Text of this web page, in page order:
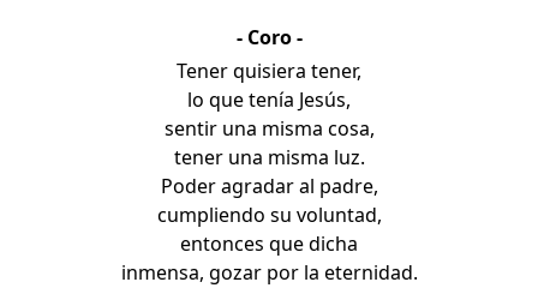
- Coro -
Tener quisiera tener,
lo que tenía Jesús,
sentir una misma cosa,
tener una misma luz.
Poder agradar al padre,
cumpliendo su voluntad,
entonces que dicha
inmensa, gozar por la eternidad.